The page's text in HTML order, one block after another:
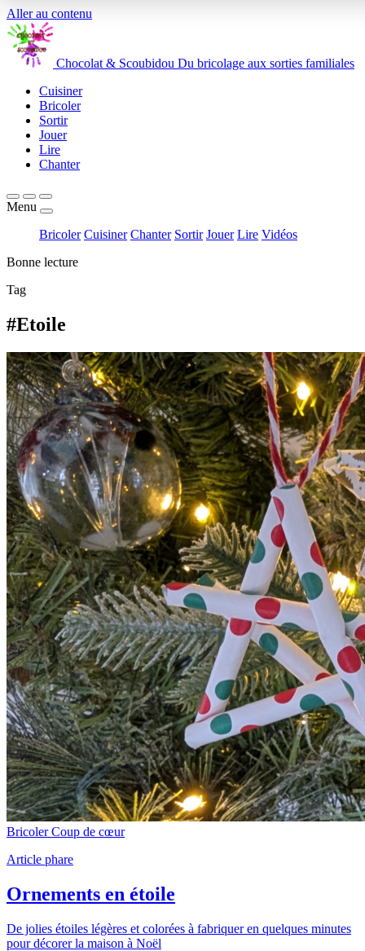
Aller au contenu
Chocolat & Scoubidou Du bricolage aux sorties familiales
Cuisiner
Bricoler
Sortir
Jouer
Lire
Chanter
Menu
Bricoler Cuisiner Chanter Sortir Jouer Lire Vidéos
Bonne lecture
Tag
#Etoile
Bricoler Coup de cœur
Article phare
Ornements en étoile
De jolies étoiles légères et colorées à fabriquer en quelques minutes
pour décorer la maison à Noël